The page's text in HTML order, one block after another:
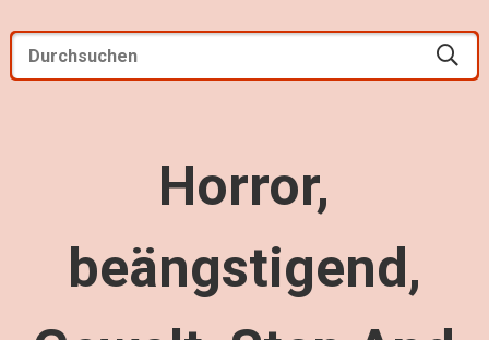
Horror,
beängstigend,